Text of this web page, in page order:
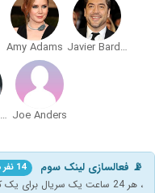
Javier Bardem
Amy Adams
Joe Anders
Anna Baryshnikov
📡 فعالسازی لینک سوم 14 نفر درخواست داده
، هر 24 ساعت یک سریال برای یک کاربر ویژه